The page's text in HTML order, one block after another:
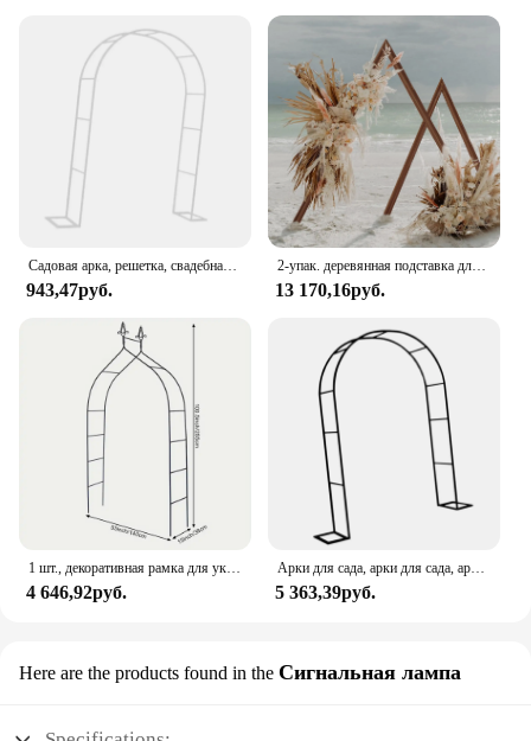
Садовая арка, решетка, свадебная решетка, арка, металлическая арка, садовая арка для заднего двора, газона, украшение для садовой церемонии
943,47руб.
2-упак. деревянная подставка для свадебной арки, треугольная беседка, рамка, фон, подставка для арки воздушных шаров
13 170,16руб.
1 шт., декоративная рамка для украшения свадьбы
4 646,92руб.
Арки для сада, арки для сада, арки для сада
5 363,39руб.
Here are the products found in the Сигнальная лампа